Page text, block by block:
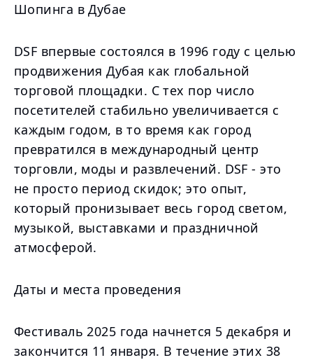
Шопинга в Дубае
DSF впервые состоялся в 1996 году с целью
продвижения Дубая как глобальной
торговой площадки. С тех пор число
посетителей стабильно увеличивается с
каждым годом, в то время как город
превратился в международный центр
торговли, моды и развлечений. DSF - это
не просто период скидок; это опыт,
который пронизывает весь город светом,
музыкой, выставками и праздничной
атмосферой.
Даты и места проведения
Фестиваль 2025 года начнется 5 декабря и
закончится 11 января. В течение этих 38